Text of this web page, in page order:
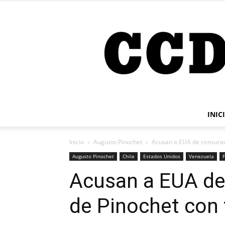
Inicio Augusto Pinochet Acusan a EUA de
Augusto Pinochet Chile Estados Unidos Venezuela
Acusan a EUA
de Pinochet